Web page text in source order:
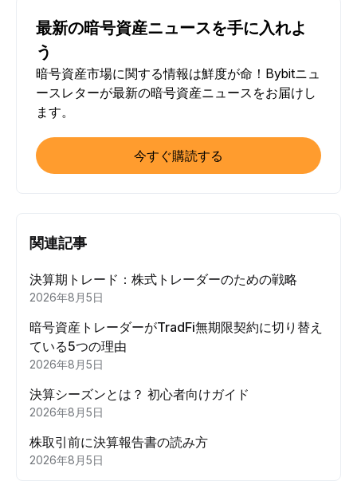
最新の暗号資産ニュースを手に入れよ
う
暗号資産市場に関する情報は鮮度が命！Bybitニュ
ースレターが最新の暗号資産ニュースをお届けし
ます。
今すぐ購読する
関連記事
決算期トレード：株式トレーダーのための戦略
2026年8月5日
暗号資産トレーダーがTradFi無期限契約に切り替え
ている5つの理由
2026年8月5日
決算シーズンとは？ 初心者向けガイド
2026年8月5日
株取引前に決算報告書の読み方
2026年8月5日